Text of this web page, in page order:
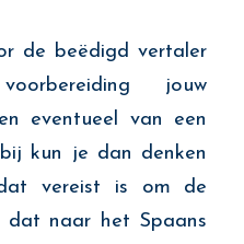
de beëdigd vertaler
jouw
eventueel van een
kun je dan denken
vereist is om de
naar het Spaans